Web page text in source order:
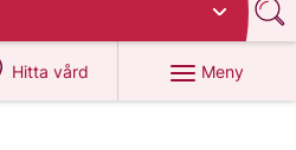
Hitta vård
på 1177.se
Meny